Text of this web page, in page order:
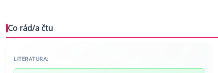
Co rád/a čtu
LITERATURA: